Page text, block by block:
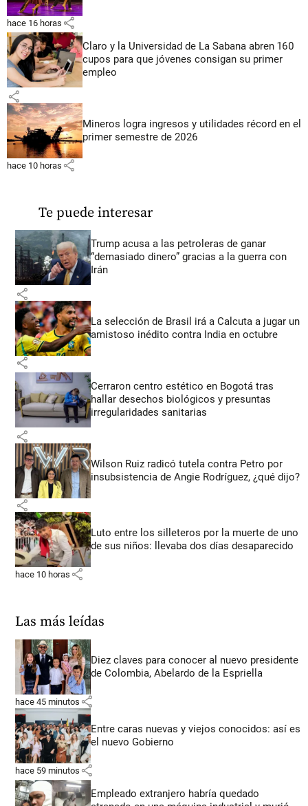
hace 16 horas share
Claro y la Universidad de La Sabana abren 160
cupos para que jóvenes consigan su primer
empleo
share
Mineros logra ingresos y utilidades récord en el
primer semestre de 2026
hace 10 horas share
Te puede interesar
Trump acusa a las petroleras de ganar
“demasiado dinero” gracias a la guerra con
Irán
share
La selección de Brasil irá a Calcuta a jugar un
amistoso inédito contra India en octubre
share
Cerraron centro estético en Bogotá tras
hallar desechos biológicos y presuntas
irregularidades sanitarias
share
Wilson Ruiz radicó tutela contra Petro por
insubsistencia de Angie Rodríguez, ¿qué dijo?
share
Luto entre los silleteros por la muerte de uno
de sus niños: llevaba dos días desaparecido
hace 10 horas share
Las más leídas
Diez claves para conocer al nuevo presidente
de Colombia, Abelardo de la Espriella
hace 45 minutos share
Entre caras nuevas y viejos conocidos: así es
el nuevo Gobierno
hace 59 minutos share
Empleado extranjero habría quedado